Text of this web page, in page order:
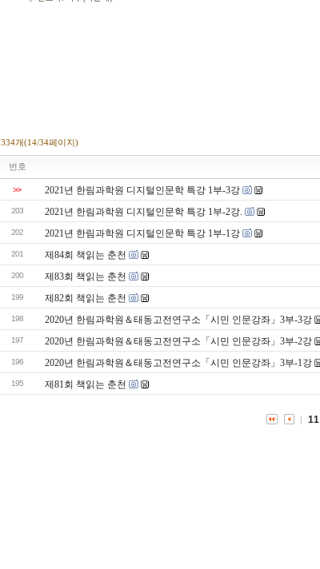
334개(14/34페이지)
번호
>> 2021년 한림과학원 디지털인문학 특강 1부-3강
203 2021년 한림과학원 디지털인문학 특강 1부-2강.
202 2021년 한림과학원 디지털인문학 특강 1부-1강
201 제84회 책읽는 춘천
200 제83회 책읽는 춘천
199 제82회 책읽는 춘천
198 2020년 한림과학원＆태동고전연구소「시민 인문강좌」3부-3강
197 2020년 한림과학원＆태동고전연구소「시민 인문강좌」3부-2강
196 2020년 한림과학원＆태동고전연구소「시민 인문강좌」3부-1강
195 제81회 책읽는 춘천
11